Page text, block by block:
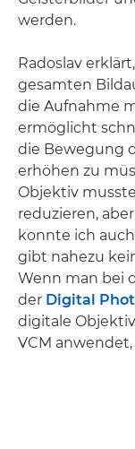
werden.
Radoslav
gesamten
die Aufnahme
ermöglicht
die Bewegung
erhöhen zu
Objektiv
reduzieren,
konnte ich auch
gibt nahezu
Wenn man bei
der Digital
digitale
VCM